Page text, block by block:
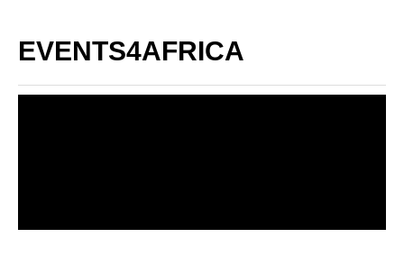
EVENTS4AFRICA